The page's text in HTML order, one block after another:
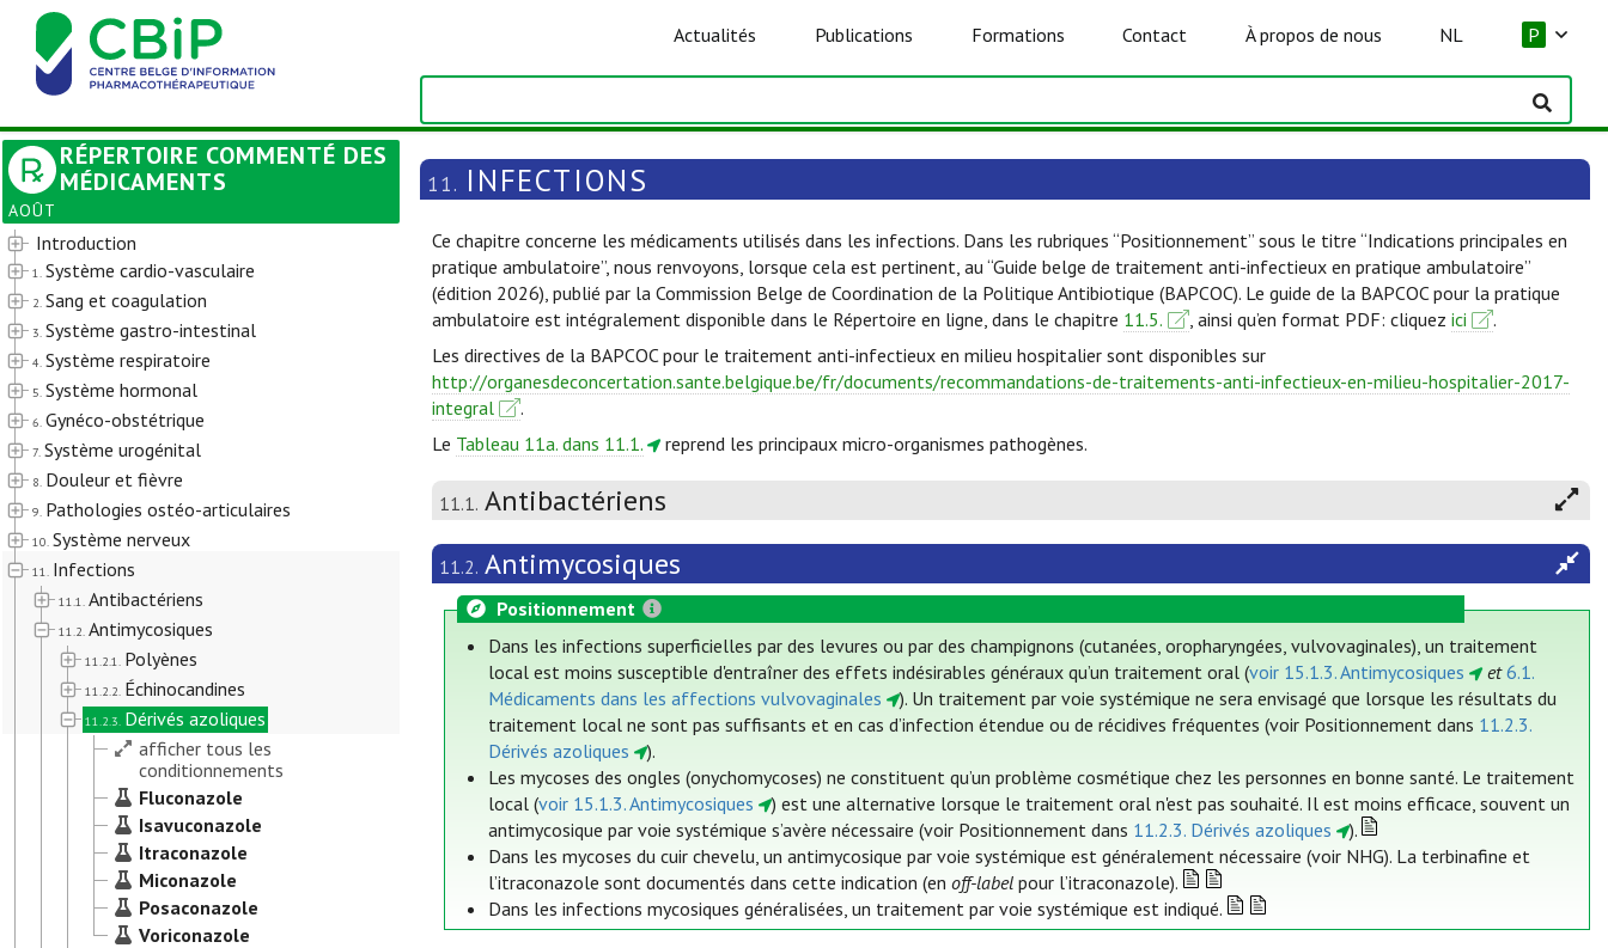
Actualités Publications Formations Contact À propos de nous NL P
RÉPERTOIRE COMMENTÉ DES
MÉDICAMENTS
AOÛT
Introduction
1. Système cardio-vasculaire
2. Sang et coagulation
3. Système gastro-intestinal
4. Système respiratoire
5. Système hormonal
6. Gynéco-obstétrique
7. Système urogénital
8. Douleur et fièvre
9. Pathologies ostéo-articulaires
10. Système nerveux
11. Infections
11.1. Antibactériens
11.2. Antimycosiques
11.2.1. Polyènes
11.2.2. Échinocandines
11.2.3. Dérivés azoliques
afficher tous les
conditionnements
Fluconazole
Isavuconazole
Itraconazole
Miconazole
Posaconazole
Voriconazole
11. INFECTIONS
Ce chapitre concerne les médicaments utilisés dans les infections. Dans les rubriques “Positionnement” sous le titre “Indications principales en
pratique ambulatoire”, nous renvoyons, lorsque cela est pertinent, au “Guide belge de traitement anti-infectieux en pratique ambulatoire”
(édition 2026), publié par la Commission Belge de Coordination de la Politique Antibiotique (BAPCOC). Le guide de la BAPCOC pour la pratique
ambulatoire est intégralement disponible dans le Répertoire en ligne, dans le chapitre 11.5. , ainsi qu’en format PDF: cliquez ici
.
Les directives de la BAPCOC pour le traitement anti-infectieux en milieu hospitalier sont disponibles sur
http://organesdeconcertation.sante.belgique.be/fr/documents/recommandations-de-traitements-anti-infectieux-en-milieu-hospitalier-2017-
integral
.
Le Tableau 11a. dans 11.1. reprend les principaux micro-organismes pathogènes.
11.1. Antibactériens
11.2. Antimycosiques
Positionnement
Dans les infections superficielles par des levures ou par des champignons (cutanées, oropharyngées, vulvovaginales), un traitement
local est moins susceptible d'entraîner des effets indésirables généraux qu’un traitement oral (voir 15.1.3. Antimycosiques et 6.1.
Médicaments dans les affections vulvovaginales
). Un traitement par voie systémique ne sera envisagé que lorsque les résultats du
traitement local ne sont pas suffisants et en cas d’infection étendue ou de récidives fréquentes (voir Positionnement dans 11.2.3.
Dérivés azoliques
).
Les mycoses des ongles (onychomycoses) ne constituent qu’un problème cosmétique chez les personnes en bonne santé. Le traitement
local (voir 15.1.3. Antimycosiques
) est une alternative lorsque le traitement oral n'est pas souhaité. Il est moins efficace, souvent un
antimycosique par voie systémique s’avère nécessaire (voir Positionnement dans 11.2.3. Dérivés azoliques
).
Dans les mycoses du cuir chevelu, un antimycosique par voie systémique est généralement nécessaire (voir NHG). La terbinafine et
l’itraconazole sont documentés dans cette indication (enoff-label pour l’itraconazole).
Dans les infections mycosiques généralisées, un traitement par voie systémique est indiqué.